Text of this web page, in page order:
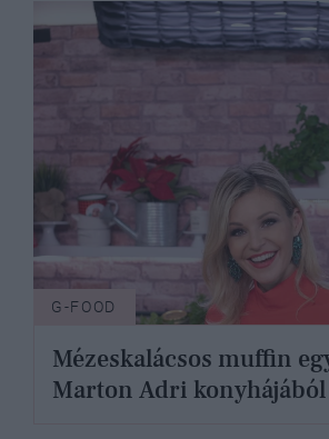
G-FOOD
Mézeskalácsos muffin
Marton Adri konyhájából